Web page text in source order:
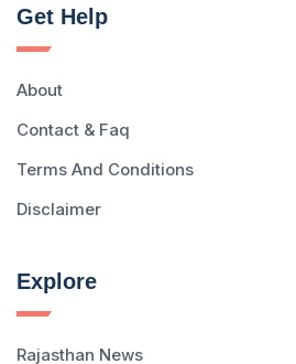
Get Help
About
Contact & Faq
Terms And Conditions
Disclaimer
Explore
Rajasthan News